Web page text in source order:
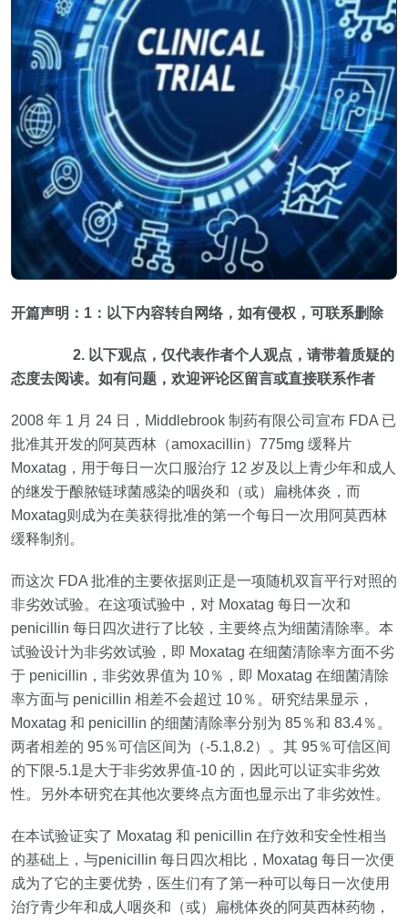
开篇声明：1 ：以下内容转自网络，如有侵权，可联系删除
2. 以下观点，仅代表作者个人观点，请带着质疑的
态度去阅读。 如有问题，欢迎评论区留言或直接联系作者
2008 年 1 月 24 日， Middlebrook 制药有限公司宣布 FDA 已
批准其开发的阿莫西林（amoxacillin） 775mg 缓释片
Moxatag ，用于每日一次口服治疗 12 岁及以上青少年和成人
的继发于酿脓链球菌感染的咽炎和（或）扁桃体炎，而
Moxatag则成为在美获得批准的第一个每日一次用阿莫西林
缓释制剂。
而这次 FDA 批准的主要依据则正是一项随机双盲平行对照的
非劣效试验。在这项试验中，对 Moxatag 每日一次和
penicillin 每日四次进行了比较，主要终点为细菌清除率。本
试验设计为非劣效试验，即 Moxatag 在细菌清除率方面不劣
于 penicillin ，非劣效界值为 10％，即 Moxatag 在细菌清除
率方面与 penicillin 相差不会超过 10％。研究结果显示，
Moxatag 和 penicillin 的细菌清除率分别为 85％和 83.4％。
两者相差的 95％可信区间为（‐5.1,8.2）。其 95％可信区间
的下限‐5.1是大于非劣效界值‐10 的，因此可以证实非劣效
性。另外本研究在其他次要终点方面也显示出了非劣效性。
在本试验证实了 Moxatag 和 penicillin 在疗效和安全性相当
的基础上，与penicillin 每日四次相比， Moxatag 每日一次便
成为了它的主要优势，医生们有了第一种可以每日一次使用
治疗青少年和成人咽炎和（或）扁桃体炎的阿莫西林药物，